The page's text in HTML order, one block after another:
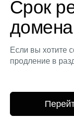
Срок
домена
Если вы хотите
продление в